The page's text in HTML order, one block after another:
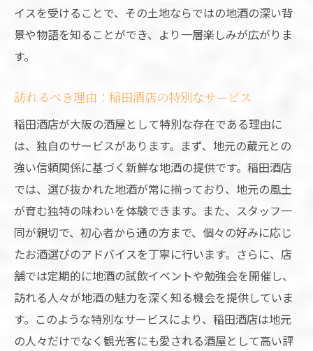
イスを受けることで、その土地ならではの地酒の深い背
景や物語を知ることができ、より一層楽しみが広がりま
す。
訪れるべき理由：稲田酒店の特別なサービス
稲田酒店が大阪の酒屋として特別な存在である理由に
は、独自のサービスがあります。まず、地元の蔵元との
強い信頼関係に基づく新鮮な地酒の提供です。稲田酒店
では、選び抜かれた地酒が常に揃っており、地元の風土
が育む独特の味わいを体験できます。また、スタッフ一
同が親切で、初心者から通の方まで、個々の好みに応じ
たお酒選びのアドバイスを丁寧に行います。さらに、店
舗では定期的に地酒の試飲イベントや勉強会を開催し、
訪れる人々が地酒の魅力を深く知る機会を提供していま
す。このような特別なサービスにより、稲田酒店は地元
の人々だけでなく観光客にも愛される酒屋として高い評